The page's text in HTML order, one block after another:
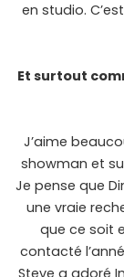
en studio.
Et surtout
J’aime
showman et
Je pense que
une vraie
que ce soit
contacté